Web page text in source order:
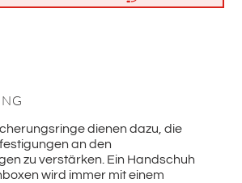
dienen dazu, die
an den
zu verstärken. Ein Handschuh
wird immer mit einem